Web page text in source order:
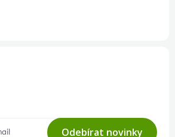
Odebírat novinky